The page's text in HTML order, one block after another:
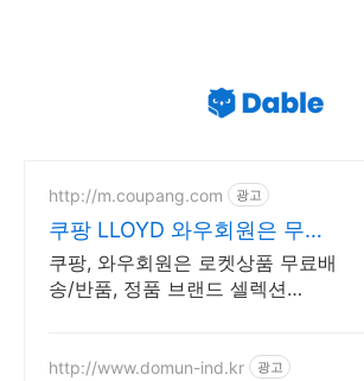
http://m.coupang.com 광고
쿠팡 LLOYD 와우회원은 무제
한 무료 배송
쿠팡, 와우회원은 로켓상품 무료배
송/반품, 정품 브랜드 셀렉션
더 빠르게!
http://www.domun-ind.kr 광고